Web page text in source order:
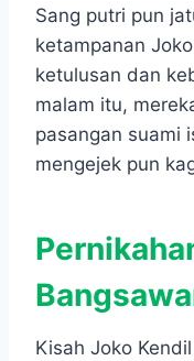
Sang putri pun
ketampanan
ketulusan dan
malam itu,
pasangan suami
mengejek pun
Kisah Joko